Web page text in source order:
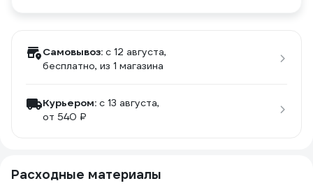
Самовывоз: c 12 августа,
бесплатно, из 1 магазина
Курьером: c 13 августа,
от 540 ₽
Расходные материалы